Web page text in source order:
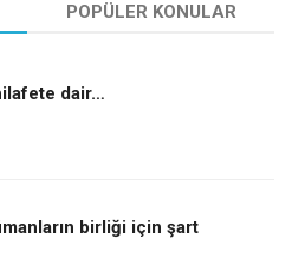
POPÜLER KONULAR
dair…
birliği için şart